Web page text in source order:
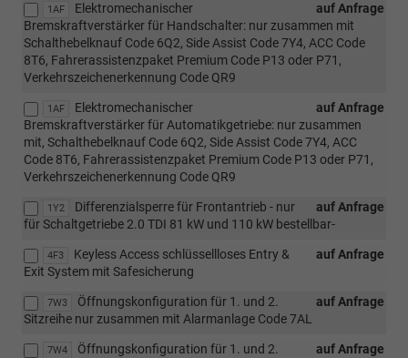
1AF auf Anfrage
Elektromechanischer
Bremskraftverstärker für Handschalter: nur zusammen mit
Schalthebelknauf Code 6Q2, Side Assist Code 7Y4, ACC Code
8T6, Fahrerassistenzpaket Premium Code P13 oder P71,
Verkehrszeichenerkennung Code QR9
1AF auf Anfrage
Elektromechanischer
Bremskraftverstärker für Automatikgetriebe: nur zusammen
mit, Schalthebelknauf Code 6Q2, Side Assist Code 7Y4, ACC
Code 8T6, Fahrerassistenzpaket Premium Code P13 oder P71,
Verkehrszeichenerkennung Code QR9
1Y2 auf Anfrage
Differenzialsperre für Frontantrieb - nur
für Schaltgetriebe 2.0 TDI 81 kW und 110 kW bestellbar-
4F3 auf Anfrage
Keyless Access schlüssellloses Entry &
Exit System mit Safesicherung
7W3 auf Anfrage
Öffnungskonfiguration für 1. und 2.
Sitzreihe nur zusammen mit Alarmanlage Code 7AL
7W4 auf Anfrage
Öffnungskonfiguration für 1. und 2.